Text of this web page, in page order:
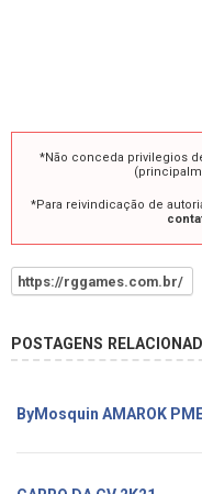
*Não conceda privilegios
*Para reivindicação de
https://rggames.com.br/
POSTAGENS
ByMosquin AMAROK